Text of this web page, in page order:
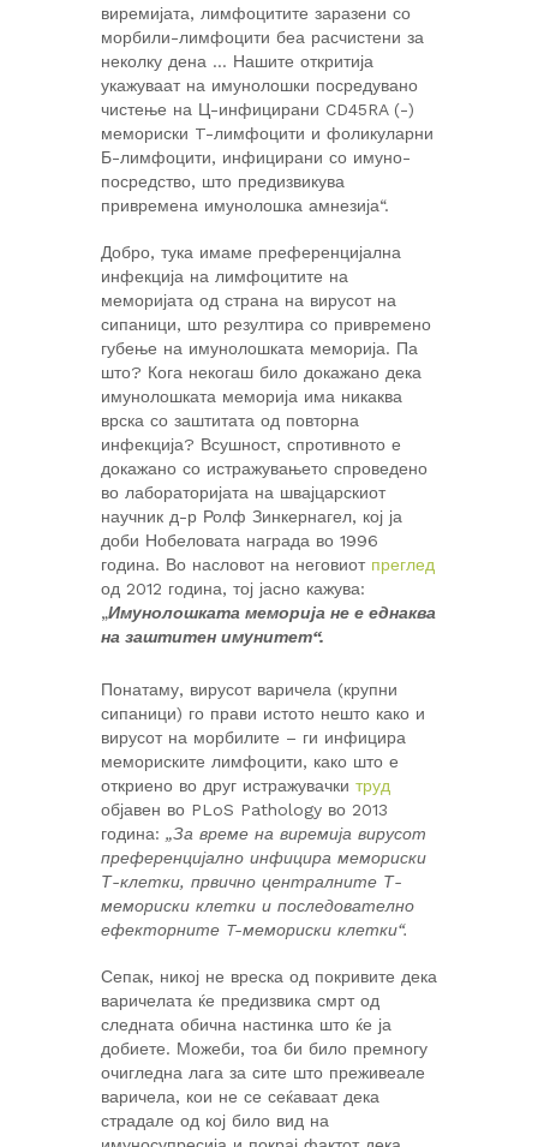
виремијата, лимфоцитите заразени со
морбили-лимфоцити беа расчистени за
неколку дена … Нашите откритија
укажуваат на имунолошки посредувано
чистење на Ц-инфицирани CD45RA (-)
мемориски T-лимфоцити и фоликуларни
Б-лимфоцити, инфицирани со имуно-
посредство, што предизвикува
привремена имунолошка амнезија“.
Добро, тука имаме преференцијална
инфекција на лимфоцитите на
меморијата од страна на вирусот на
сипаници, што резултира со привремено
губење на имунолошката меморија. Па
што? Кога некогаш било докажано дека
имунолошката меморија има никаква
врска со заштитата од повторна
инфекција? Всушност, спротивното е
докажано со истражувањето спроведено
во лабораторијата на швајцарскиот
научник д-р Ролф Зинкернагел, кој ја
доби Нобеловата награда во 1996
година. Во насловот на неговиот преглед
од 2012 година, тој јасно кажува:
„Имунолошката меморија не е еднаква
на заштитен имунитет“.
Понатаму, вирусот варичела (крупни
сипаници) го прави истото нешто како и
вирусот на морбилите – ги инфицира
мемориските лимфоцити, како што е
откриено во друг истражувачки труд
објавен во PLoS Pathology во 2013
година: „За време на виремија вирусот
преференцијално инфицира мемориски
Т-клетки, првично централните Т-
мемориски клетки и последователно
ефекторните T-мемориски клетки“.
Сепак, никој не вреска од покривите дека
варичелата ќе предизвика смрт од
следната обична настинка што ќе ја
добиете. Можеби, тоа би било премногу
очигледна лага за сите што преживеале
варичела, кои не се сеќаваат дека
страдале од кој било вид на